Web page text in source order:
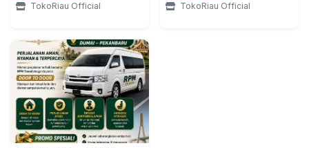
TokoRiau Official TokoRiau Official